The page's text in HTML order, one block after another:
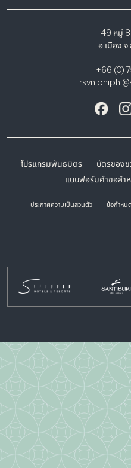
49 หมู่ 8
อ.เมือง จ
+66 (0)
โปรแกรมพันธมิตร บัตรของ
แบบฟอร์มคำขอสำ
ประกาศความเป็นส่วนตัว ข้อกำหน